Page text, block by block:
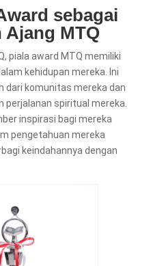
sebagai
Ajang MTQ
piala award MTQ memiliki
kehidupan mereka. Ini
dari komunitas mereka dan
perjalanan spiritual mereka.
inspirasi bagi mereka
pengetahuan mereka
keindahannya dengan